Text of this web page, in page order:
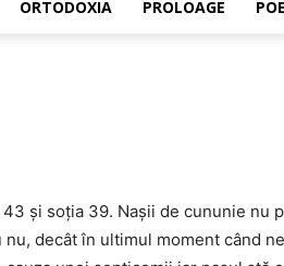
ORTODOXIA PROLOAGE
și soția 39. Nașii de cununie nu
decât în ultimul moment când